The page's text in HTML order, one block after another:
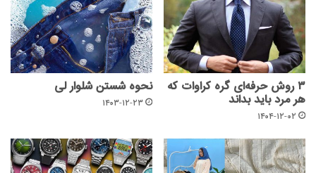
۳ روش حرفه‌ای گره کراوات که
هر مرد باید بداند
۱۴۰۴-۱۲-۰۲
نحوه شستن شلوار لی
۱۴۰۳-۱۲-۲۳